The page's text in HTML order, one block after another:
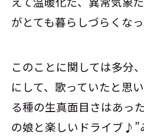
がとても暮らしづらくな
このことに関しては多分
にして、歌っていたと思
る種の生真面目さはあっ
の娘と楽しいドライブ♪”